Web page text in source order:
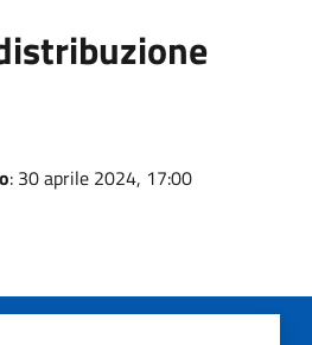
: 30 aprile 2024, 17:00